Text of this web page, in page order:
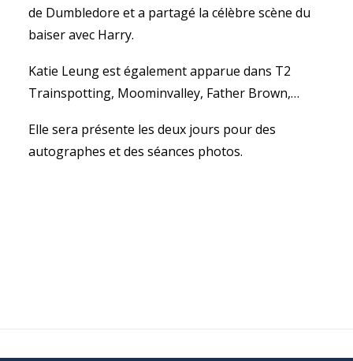
de Dumbledore et a partagé la célèbre scène du
baiser avec Harry.
Katie Leung est également apparue dans T2
Trainspotting, Moominvalley, Father Brown,…
Elle sera présente les deux jours pour des
autographes et des séances photos.